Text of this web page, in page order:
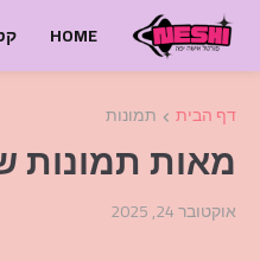
HOME
דף הבית תמונות
מאות תמונות
אוקטובר 24, 2025